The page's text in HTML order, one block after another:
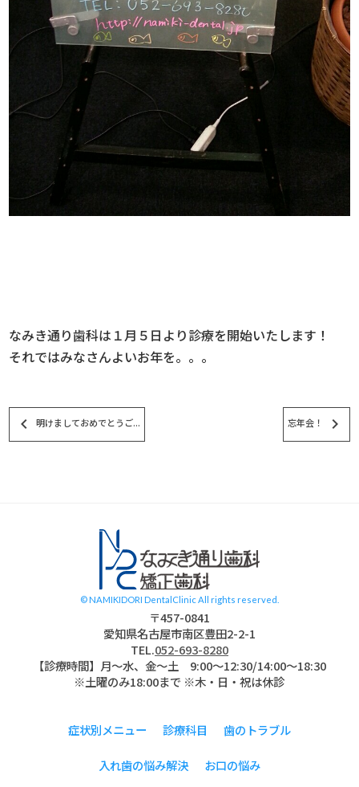
なみき通り歯科は１月５日より診療を開始いたします！
それではみなさんよいお年を。。。
keyboard_arrow_left 明けましておめでとうご... 忘年会！ keyboard_arrow_right
© NAMIKIDORI DentalClinic All rights reserved.
〒457-0841
愛知県名古屋市南区豊田2-2-1
TEL.052-693-8280
【診療時間】月〜水、金～土 9:00〜12:30/14:00～18:30
※土曜のみ18:00まで ※木・日・祝は休診
症状別メニュー 診療科目 歯のトラブル
入れ歯の悩み解決 お口の悩み